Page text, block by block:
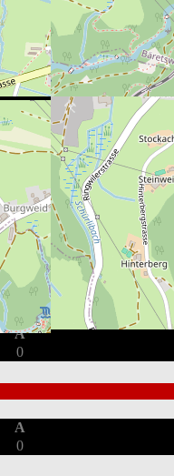
A
0
A
0